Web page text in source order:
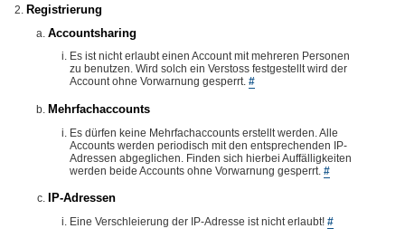
Registrierung
Accountsharing
Es ist nicht erlaubt einen Account mit mehreren Personen
zu benutzen. Wird solch ein Verstoss festgestellt wird der
Account ohne Vorwarnung gesperrt. #
Mehrfachaccounts
Es dürfen keine Mehrfachaccounts erstellt werden. Alle
Accounts werden periodisch mit den entsprechenden IP-
Adressen abgeglichen. Finden sich hierbei Auffälligkeiten
werden beide Accounts ohne Vorwarnung gesperrt. #
IP-Adressen
Eine Verschleierung der IP-Adresse ist nicht erlaubt! #